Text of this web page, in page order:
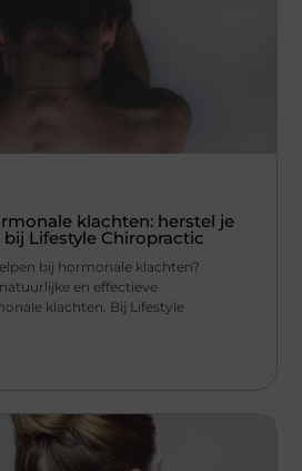
klachten: herstel je
Lifestyle Chiropractic
bij hormonale klachten?
en effectieve
klachten. Bij Lifestyle